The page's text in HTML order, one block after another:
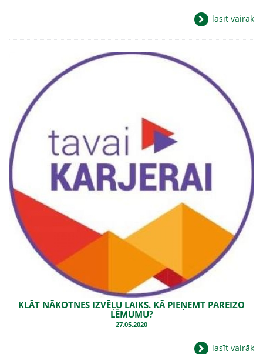
lasīt vairāk
KLĀT NĀKOTNES IZVĒĻU LAIKS. KĀ PIEŅEMT PAREIZO
LĒMUMU?
27.05.2020
lasīt vairāk